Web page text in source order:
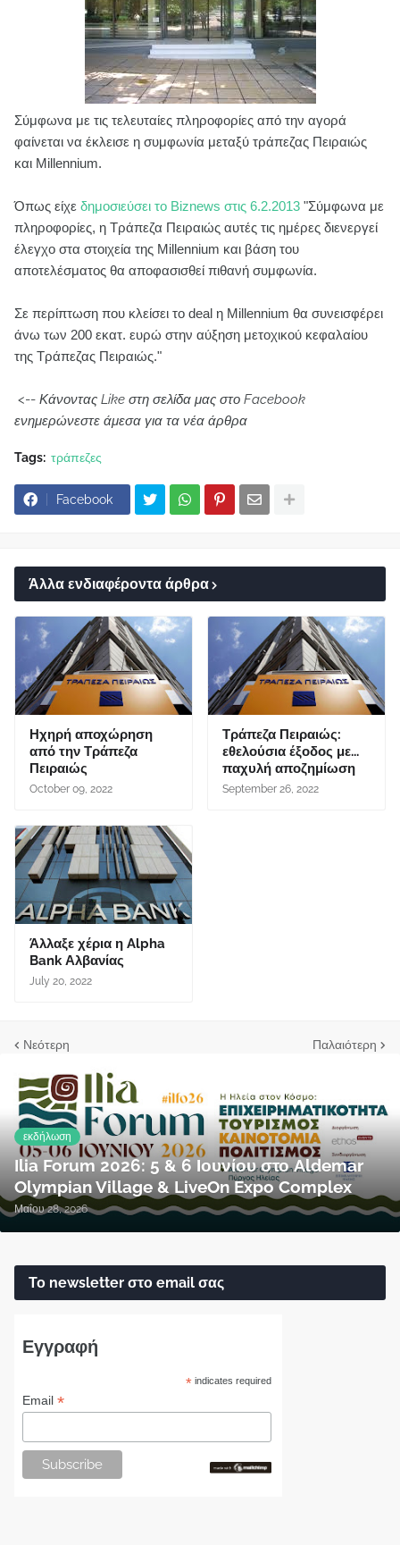
Σύμφωνα με τις τελευταίες πληροφορίες από την αγορά
φαίνεται να έκλεισε η συμφωνία μεταξύ τράπεζας Πειραιώς
και Millennium.
Όπως είχε δημοσιεύσει το Biznews στις 6.2.2013 "Σύμφωνα με
πληροφορίες, η Τράπεζα Πειραιώς αυτές τις ημέρες διενεργεί
έλεγχο στα στοιχεία της Millennium και βάση του
αποτελέσματος θα αποφασισθεί πιθανή συμφωνία.
Σε περίπτωση που κλείσει το deal η Millennium θα συνεισφέρει
άνω των 200 εκατ. ευρώ στην αύξηση μετοχικού κεφαλαίου
της Τράπεζας Πειραιώς."
<-- Κάνοντας Like στη σελίδα μας στο Facebook
ενημερώνεστε άμεσα για τα νέα άρθρα
Tags: τράπεζες
Facebook
Άλλα ενδιαφέροντα άρθρα
Ηχηρή αποχώρηση
από την Τράπεζα
Πειραιώς
October 09, 2022
Τράπεζα Πειραιώς:
εθελούσια έξοδος με...
παχυλή αποζημίωση
September 26, 2022
Άλλαξε χέρια η Alpha
Bank Αλβανίας
July 20, 2022
Νεότερη Παλαιότερη
εκδήλωση
Ilia Forum 2026: 5 & 6 Ιουνίου στο Aldemar
Olympian Village & LiveOn Expo Complex
Μαΐου 28, 2026
Το newsletter στο email σας
Εγγραφή
* indicates required
Email *